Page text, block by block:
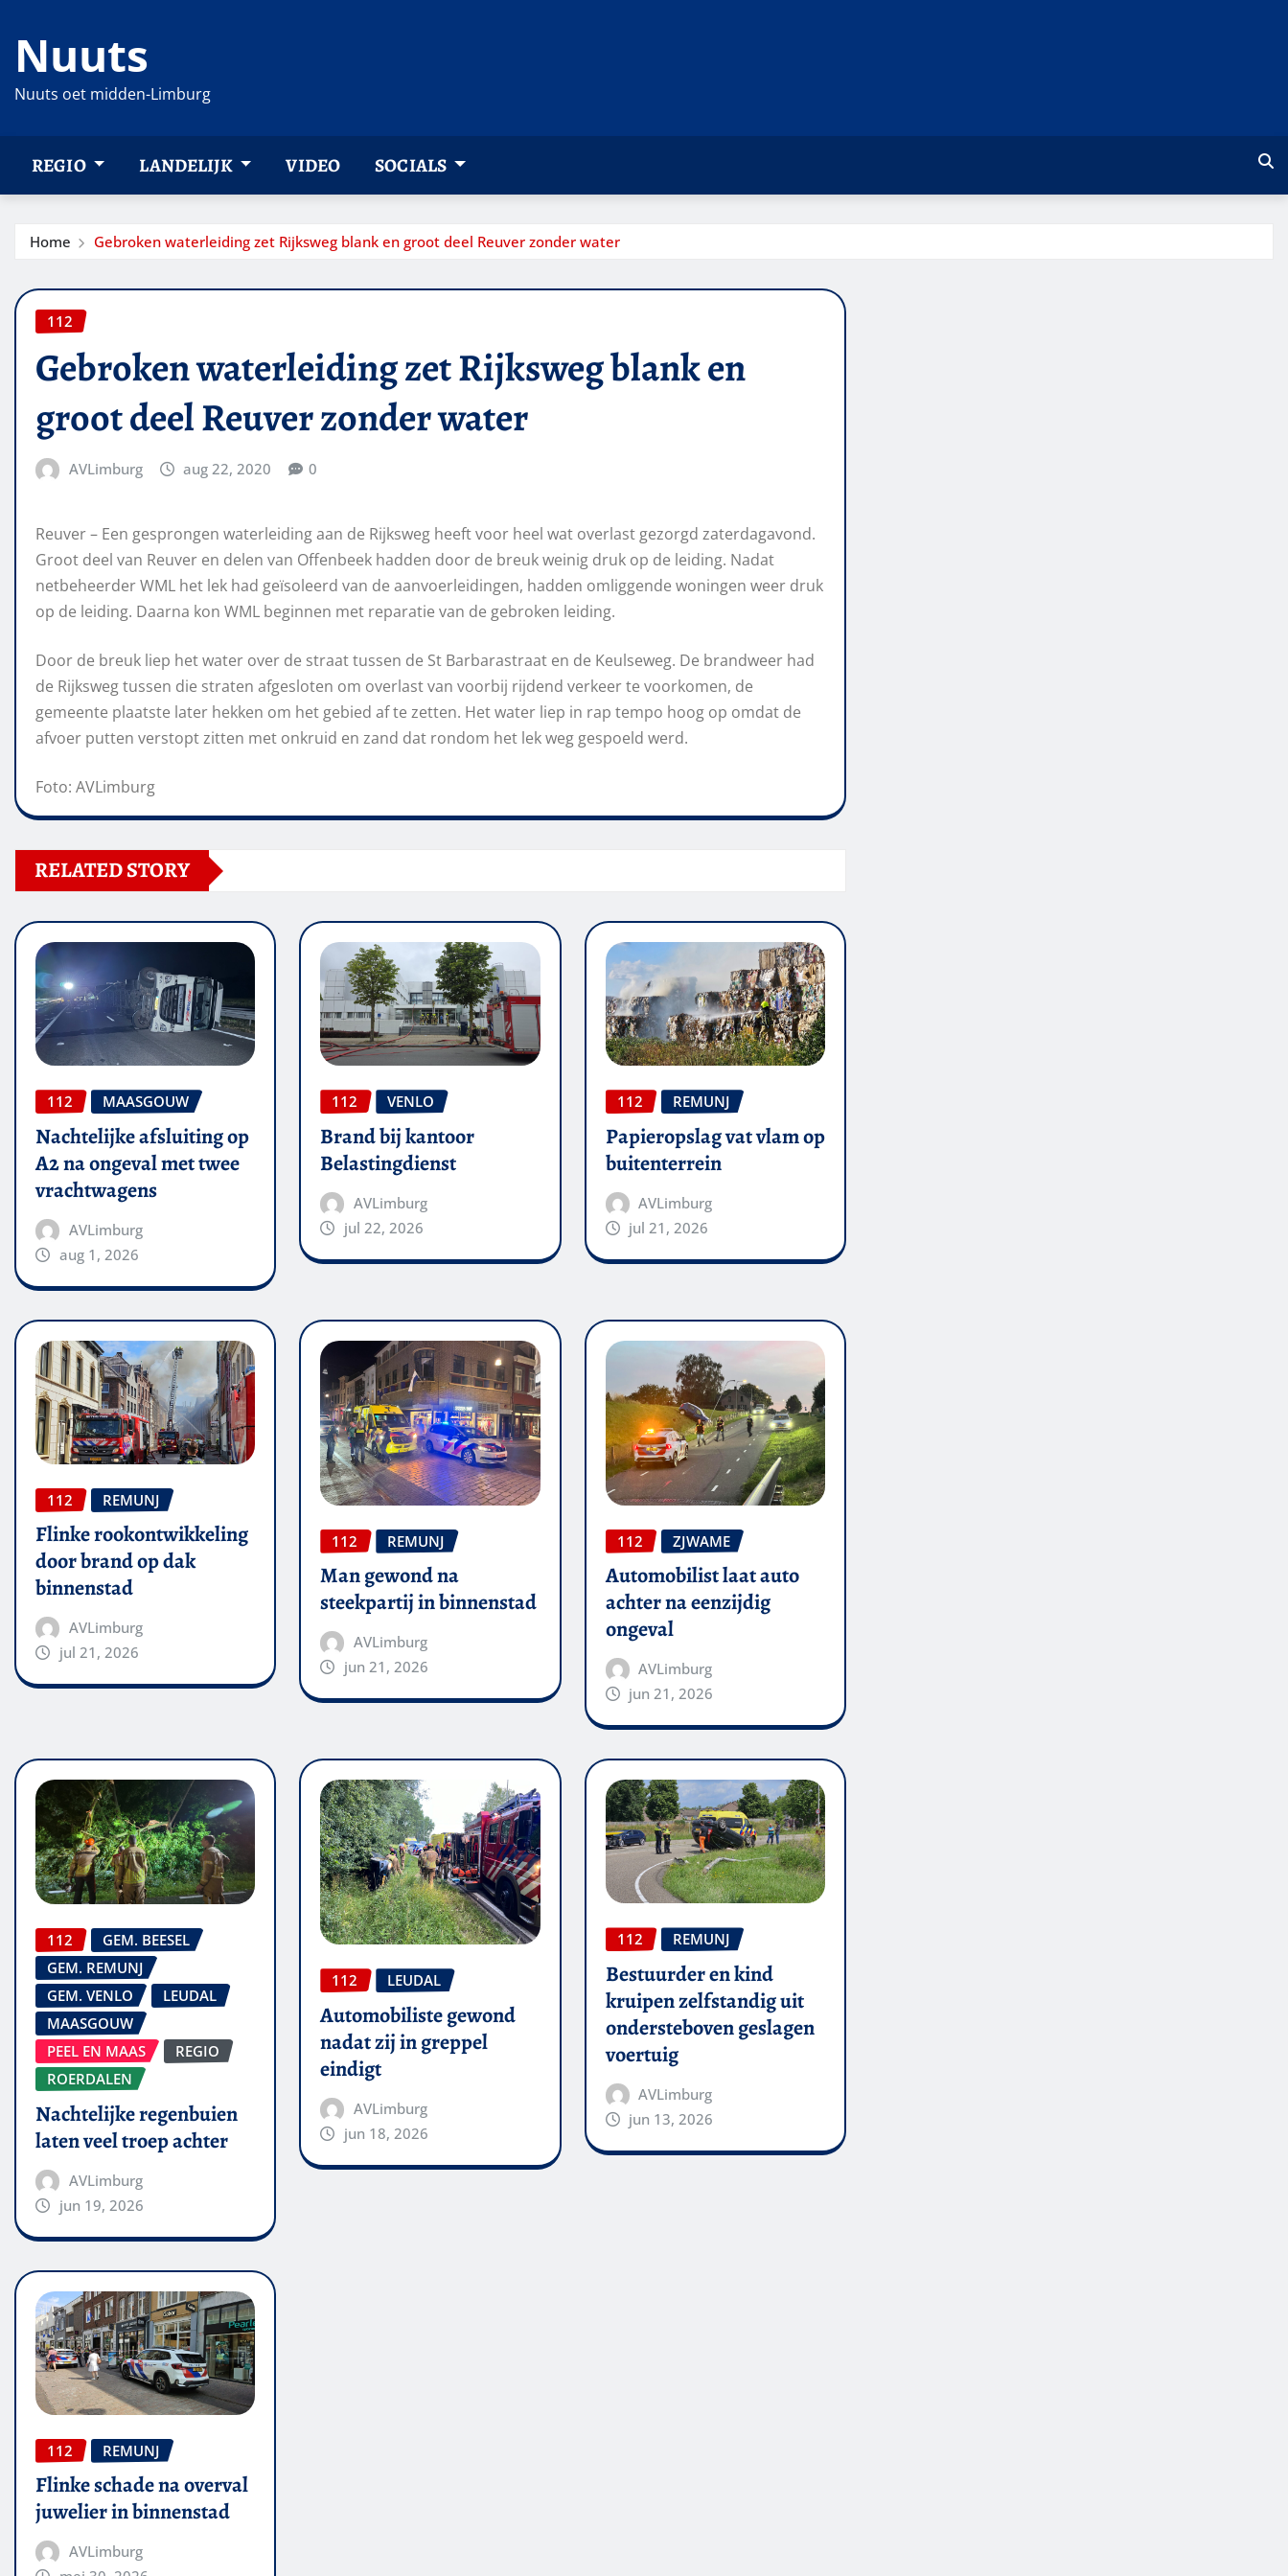
naar
inhoud
Nuuts
Nuuts oet midden-Limburg
REGIO LANDELIJK VIDEO SOCIALS
Home Gebroken waterleiding zet Rijksweg blank en groot deel Reuver zonder water
112
Gebroken waterleiding zet Rijksweg blank en
groot deel Reuver zonder water
AVLimburg aug 22, 2020 0
Reuver – Een gesprongen waterleiding aan de Rijksweg heeft voor heel wat overlast gezorgd zaterdagavond.
Groot deel van Reuver en delen van Offenbeek hadden door de breuk weinig druk op de leiding. Nadat
netbeheerder WML het lek had geïsoleerd van de aanvoerleidingen, hadden omliggende woningen weer druk
op de leiding. Daarna kon WML beginnen met reparatie van de gebroken leiding.
Door de breuk liep het water over de straat tussen de St Barbarastraat en de Keulseweg. De brandweer had
de Rijksweg tussen die straten afgesloten om overlast van voorbij rijdend verkeer te voorkomen, de
gemeente plaatste later hekken om het gebied af te zetten. Het water liep in rap tempo hoog op omdat de
afvoer putten verstopt zitten met onkruid en zand dat rondom het lek weg gespoeld werd.
Foto: AVLimburg
RELATED STORY
112 MAASGOUW
Nachtelijke afsluiting op
A2 na ongeval met twee
vrachtwagens
AVLimburg
aug 1, 2026
112 VENLO
Brand bij kantoor
Belastingdienst
AVLimburg
jul 22, 2026
112 REMUNJ
Papieropslag vat vlam op
buitenterrein
AVLimburg
jul 21, 2026
112 REMUNJ
Flinke rookontwikkeling
door brand op dak
binnenstad
AVLimburg
jul 21, 2026
112 REMUNJ
Man gewond na
steekpartij in binnenstad
AVLimburg
jun 21, 2026
112 ZJWAME
Automobilist laat auto
achter na eenzijdig
ongeval
AVLimburg
jun 21, 2026
112
GEM. BEESEL
GEM. REMUNJ
GEM. VENLO
LEUDAL
MAASGOUW
PEEL EN MAAS
REGIO
ROERDALEN
Nachtelijke regenbuien
laten veel troep achter
AVLimburg
jun 19, 2026
112 LEUDAL
Automobiliste gewond
nadat zij in greppel
eindigt
AVLimburg
jun 18, 2026
112 REMUNJ
Bestuurder en kind
kruipen zelfstandig uit
ondersteboven geslagen
voertuig
AVLimburg
jun 13, 2026
112 REMUNJ
Flinke schade na overval
juwelier in binnenstad
AVLimburg